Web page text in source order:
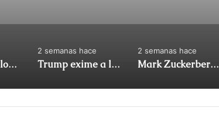
Mater superó los ingresos, pero el flujo de caja libre cayó un 91%
2 semanas hace
Trump exime a los centros de datos y a los cohetes de las leyes medioambientales
2 semanas hace
Mark Zuckerberg dice que Estados Unidos no debería bloquear los modelos chinos de IA